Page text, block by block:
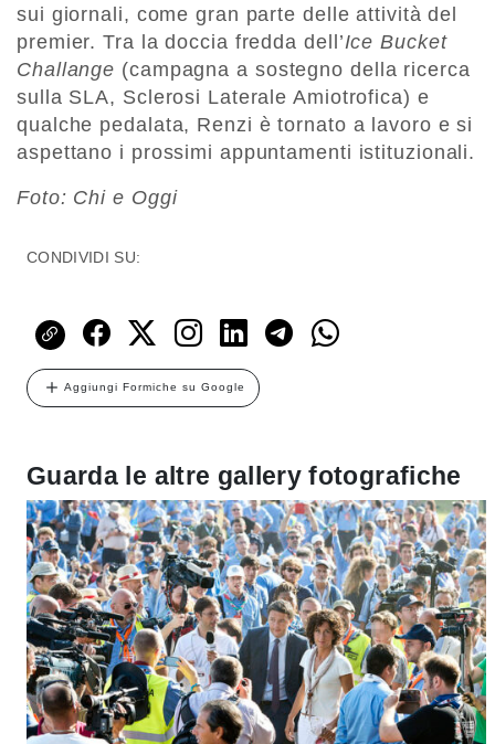
sui giornali, come gran parte delle attività del
premier. Tra la doccia fredda dell’Ice Bucket
Challange (campagna a sostegno della ricerca
sulla SLA, Sclerosi Laterale Amiotrofica) e
qualche pedalata, Renzi è tornato a lavoro e si
aspettano i prossimi appuntamenti istituzionali.
Foto: Chi e Oggi
CONDIVIDI SU:
Aggiungi Formiche su Google
Guarda le altre gallery fotografiche